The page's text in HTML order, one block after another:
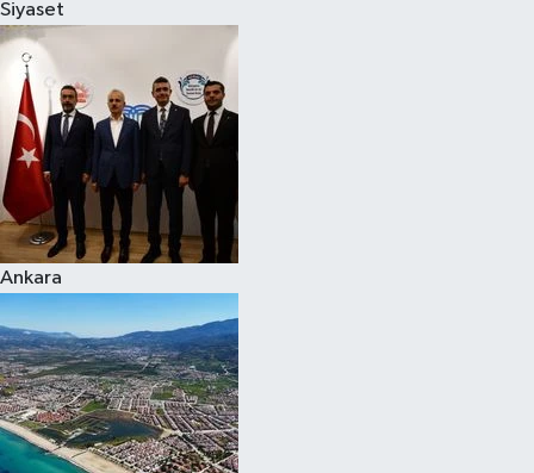
Siyaset
Ankara
Teknoloji
Televizyon
Yaşam-Çevre